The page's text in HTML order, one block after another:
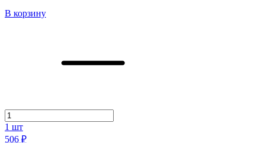
В корзину
1 шт
506 ₽